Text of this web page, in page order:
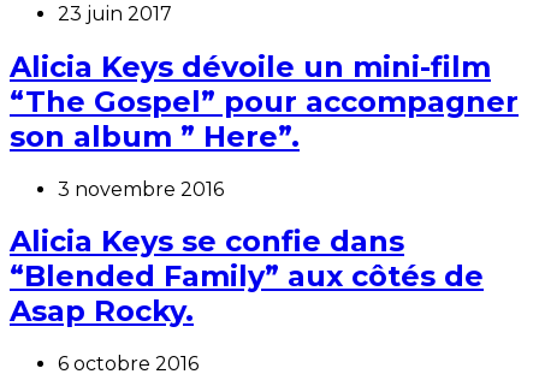
23 juin 2017
Alicia Keys dévoile un mini-film
“The Gospel” pour accompagner
son album ” Here”.
3 novembre 2016
Alicia Keys se confie dans
“Blended Family” aux côtés de
Asap Rocky.
6 octobre 2016